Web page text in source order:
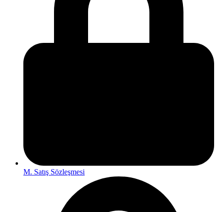
M. Satış Sözleşmesi